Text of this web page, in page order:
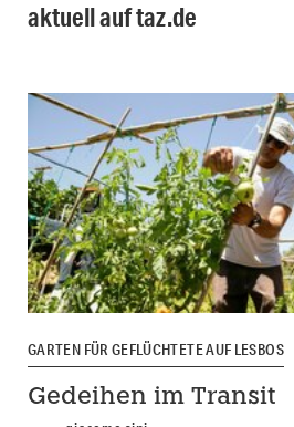
aktuell auf taz.de
GARTEN FÜR GEFLÜCHTETE AUF LESBOS
Gedeihen im Transit